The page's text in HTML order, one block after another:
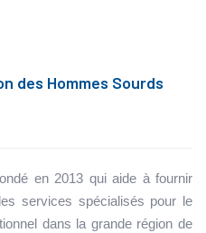
des Hommes Sourds
en 2013 qui aide à fournir
services spécialisés pour le
dans la grande région de